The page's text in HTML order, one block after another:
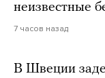
неизвестные
7 часов назад
В Швеции